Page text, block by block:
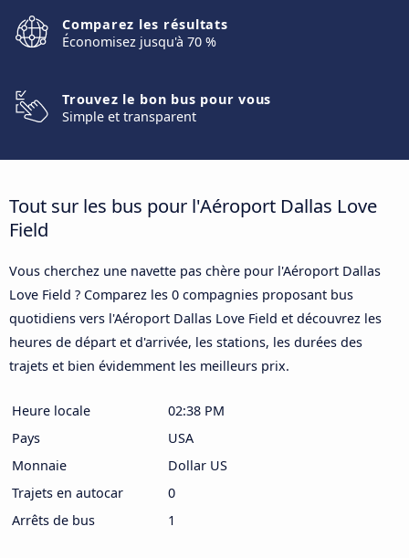
Comparez les résultats
Économisez jusqu'à 70 %
Trouvez le bon bus pour vous
Simple et transparent
Tout sur les bus pour l'Aéroport Dallas Love
Field
Vous cherchez une navette pas chère pour l'Aéroport Dallas
Love Field ? Comparez les 0 compagnies proposant bus
quotidiens vers l'Aéroport Dallas Love Field et découvrez les
heures de départ et d'arrivée, les stations, les durées des
trajets et bien évidemment les meilleurs prix.
Heure locale
02:38 PM
Pays
USA
Monnaie
Dollar US
Trajets en autocar
0
Arrêts de bus
1